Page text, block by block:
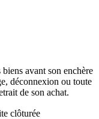
avant son enchère
déconnexion ou toute
de son achat.
clôturée